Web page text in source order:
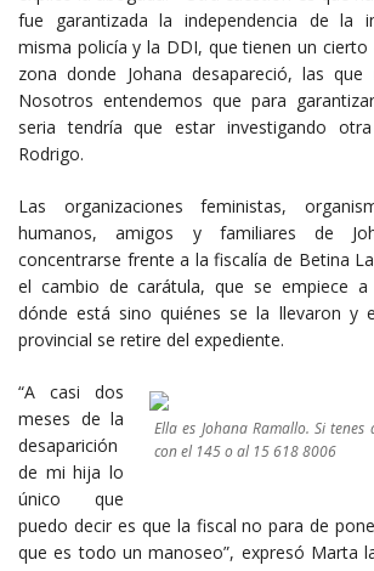
fue garantizada la independencia de la
misma policía y la DDI, que tienen un
zona donde Johana desapareció, las que
Nosotros entendemos que para
seria tendría que estar investigando otra
Rodrigo.
Las organizaciones feministas,
humanos, amigos y familiares de
concentrarse frente a la fiscalía de Betina
el cambio de carátula, que se empiece
dónde está sino quiénes se la llevaron y
provincial se retire del expediente.
Ella es Johana Ramallo. Si
con el 145 o al 15 618 8006
“A casi dos
meses de la
desaparición
de mi hija lo
único que
puedo decir es que la fiscal no para de
que es todo un manoseo”, expresó Marta